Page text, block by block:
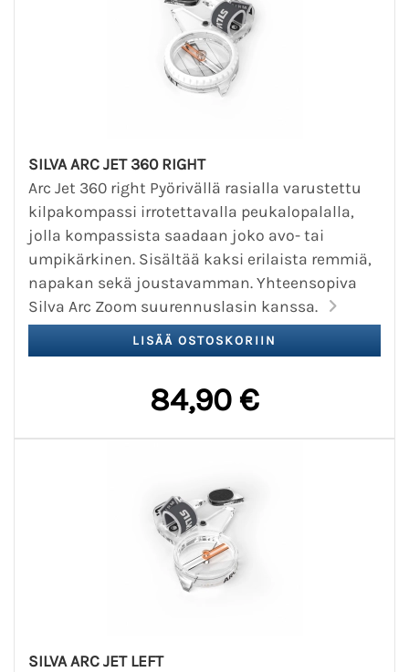
SILVA ARC JET 360 RIGHT
Arc Jet 360 right Pyörivällä rasialla varustettu
kilpakompassi irrotettavalla peukalopalalla,
jolla kompassista saadaan joko avo- tai
umpikärkinen. Sisältää kaksi erilaista remmiä,
napakan sekä joustavamman. Yhteensopiva
Silva Arc Zoom suurennuslasin kanssa.
84,90 €
SILVA ARC JET LEFT